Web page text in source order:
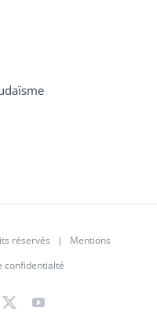
réservés | Mentions
confidentialté
X YouTube